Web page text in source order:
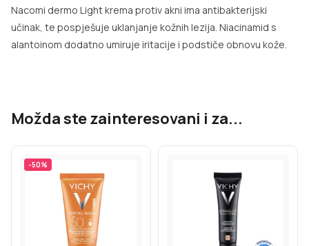
Nacomi dermo Light krema protiv akni ima antibakterijski
učinak, te pospješuje uklanjanje kožnih lezija. Niacinamid s
alantoinom dodatno umiruje iritacije i podstiče obnovu kože.
Možda ste zainteresovani i za...
-50%